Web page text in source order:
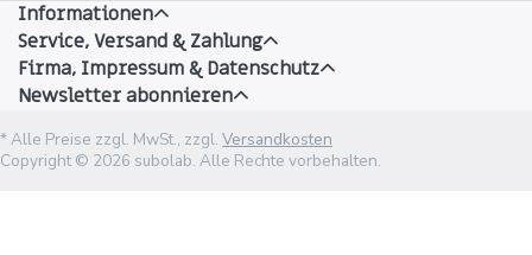
Informationen
Service, Versand & Zahlung
Firma, Impressum & Datenschutz
Newsletter abonnieren
* Alle Preise zzgl. MwSt., zzgl. Versandkosten
Copyright © 2026 subolab. Alle Rechte vorbehalten.